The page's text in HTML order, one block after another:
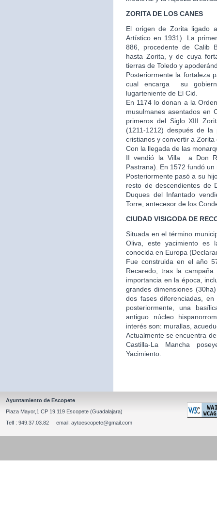
ZORITA DE LOS CANES
El origen de Zorita ligado
Artístico en 1931). La
886, procedente de Calib
hasta Zorita, y de cuya
tierras de Toledo y
Posteriormente la fortaleza
cual encarga su
lugarteniente de El Cid.
En 1174 lo donan a la
musulmanes asentados en
primeros del Siglo XIII
(1211-1212) después de
cristianos y convertir a
Con la llegada de las
II vendió la Villa a Don
Pastrana). En 1572 fundó
Posteriormente pasó a su
resto de descendientes de
Duques del Infantado
Torre, antecesor de los
CIUDAD VISIGODA DE
Situada en el término
Oliva, este yacimiento es
conocida en Europa
Fue construida en el año
Recaredo, tras la
importancia en la época,
grandes dimensiones
dos fases diferenciadas,
posteriormente, una
antiguo núcleo
interés son: murallas,
Actualmente se encuentra
Castilla-La Mancha
Yacimiento.
Ayuntamiento de Escopete
Plaza Mayor,1 CP 19.119 Escopete (Guadalajara)
Telf : 949.37.03.82 email: aytoescopete@gmail.com